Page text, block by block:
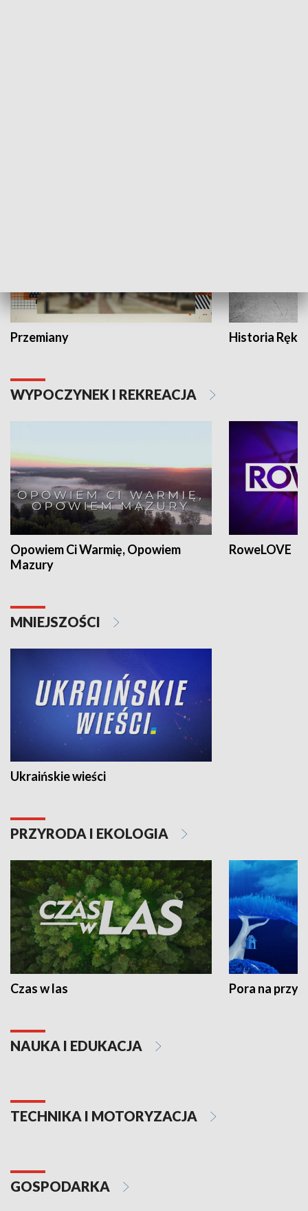
Przemiany Historia Ręką
WYPOCZYNEK I REKREACJA
Opowiem Ci Warmię, Opowiem
Mazury
RoweLOVE
MNIEJSZOŚCI
Ukraińskie wieści
PRZYRODA I EKOLOGIA
Czas w las Pora na
NAUKA I EDUKACJA
TECHNIKA I MOTORYZACJA
GOSPODARKA